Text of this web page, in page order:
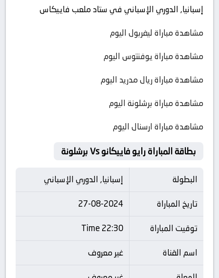
إسبانيا, الدوري الإسباني في ستاد ملعب فاييكاس
مشاهدة مباراة ليفربول اليوم
مشاهدة مباراة يوفنتوس اليوم
مشاهدة مباراة ريال مدريد اليوم
مشاهدة مباراة برشلونة اليوم
مشاهدة مباراة ارسنال اليوم
بطاقة المباراة رايو فاييكانو Vs برشلونة
البطولة
إسبانيا, الدوري الإسباني
تاريخ المباراة
27-08-2024
توقيت المباراة
22:30 Time
اسم القناة
غير معروف